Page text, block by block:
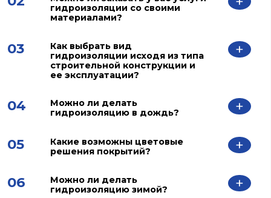
гидроизоляции со своими
материалами?
03
Как выбрать вид
гидроизоляции исходя из типа
строительной конструкции и
ее эксплуатации?
+
04
Можно ли делать
гидроизоляцию в дождь?
+
05
Какие возможны цветовые
решения покрытий?
+
06
Можно ли делать
гидроизоляцию зимой?
+